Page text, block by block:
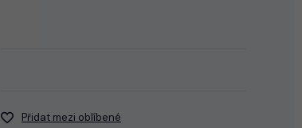
Přidat mezi oblíbené